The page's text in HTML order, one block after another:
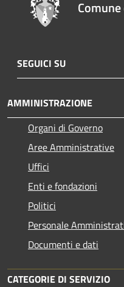
SEGUICI SU
AMMINISTRAZIONE
Organi di Governo
Aree Amministrative
Uffici
Enti e fondazioni
Politici
Personale
Documenti e dati
CATEGORIE DI SERVIZIO